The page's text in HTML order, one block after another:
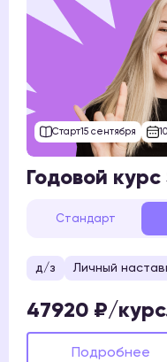
Старт15 сентября
Годовой курс
Стандарт
д/з Личный
47920 ₽/
Подробнее